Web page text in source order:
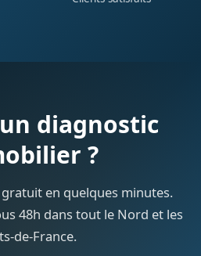
diagnostic
?
en quelques minutes.
48h dans tout le Nord et les
de-France.